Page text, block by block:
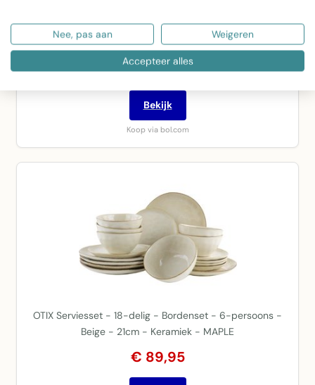
Studio Tavola Serviesset Sunny Summer 18-delig / 6
personen - 6 ontbijtborden, 6 soepborden en 6…
€ 69,95
Bekijk
Koop via bol.com
OTIX Serviesset - 18-delig - Bordenset - 6-persoons -
Beige - 21cm - Keramiek - MAPLE
€ 89,95
Nee, pas aan Weigeren
Accepteer alles